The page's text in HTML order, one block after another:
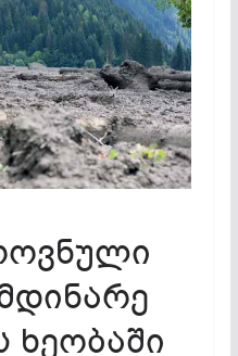
ხეობაში